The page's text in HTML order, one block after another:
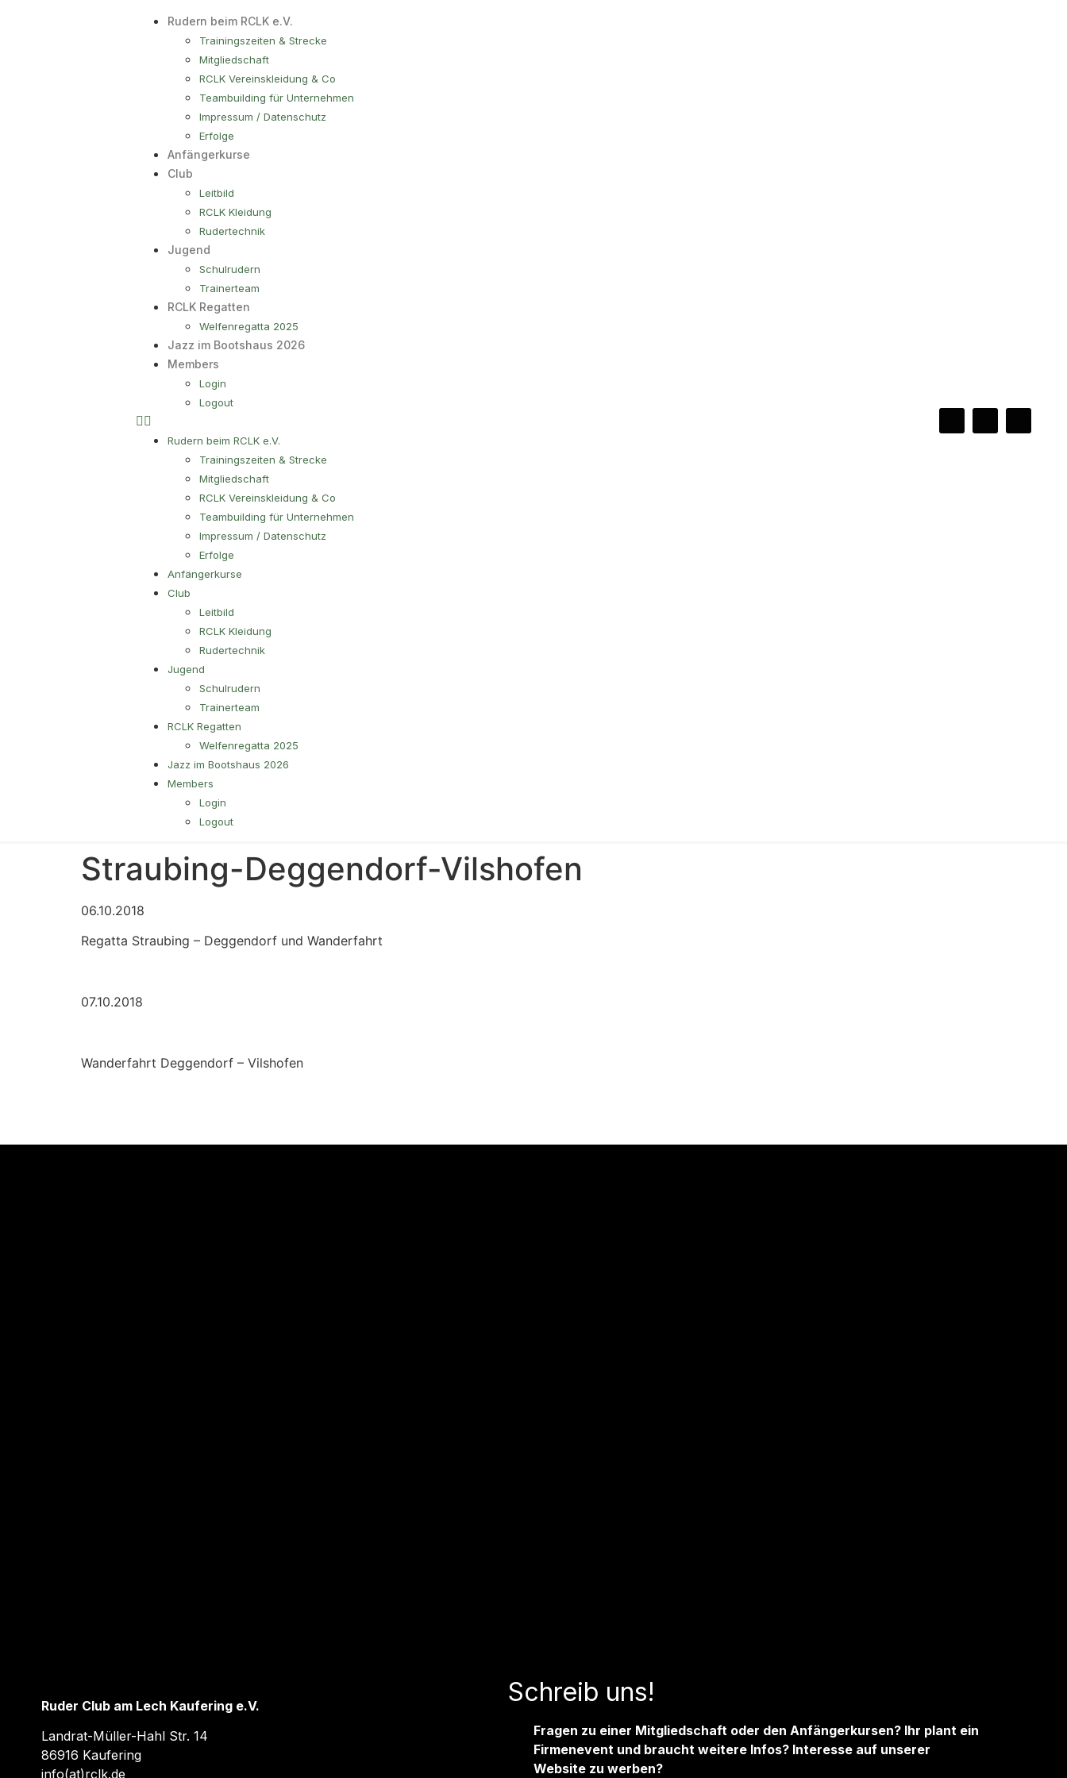
Rudern beim RCLK e.V.
Trainingszeiten & Strecke
Mitgliedschaft
RCLK Vereinskleidung & Co
Teambuilding für Unternehmen
Impressum / Datenschutz
Erfolge
Anfängerkurse
Club
Leitbild
RCLK Kleidung
Rudertechnik
Jugend
Schulrudern
Trainerteam
RCLK Regatten
Welfenregatta 2025
Jazz im Bootshaus 2026
Members
Login
Logout
Rudern beim RCLK e.V.
Trainingszeiten & Strecke
Mitgliedschaft
RCLK Vereinskleidung & Co
Teambuilding für Unternehmen
Impressum / Datenschutz
Erfolge
Anfängerkurse
Club
Leitbild
RCLK Kleidung
Rudertechnik
Jugend
Schulrudern
Trainerteam
RCLK Regatten
Welfenregatta 2025
Jazz im Bootshaus 2026
Members
Login
Logout
Straubing-Deggendorf-Vilshofen
06.10.2018
Regatta Straubing – Deggendorf und Wanderfahrt
07.10.2018
Wanderfahrt Deggendorf – Vilshofen
Ruder Club am Lech Kaufering e.V.
Landrat-Müller-Hahl Str. 14
86916 Kaufering
info(at)rclk.de
Schreib uns!
Fragen zu einer Mitgliedschaft oder den Anfängerkursen? Ihr plant ein
Firmenevent und braucht weitere Infos? Interesse auf unserer
Website zu werben?